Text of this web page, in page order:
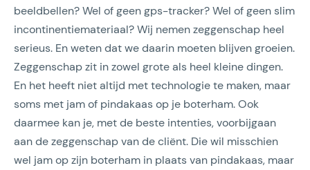
beeldbellen? Wel of geen gps-tracker? Wel of geen slim
incontinentiemateriaal? Wij nemen zeggenschap heel
serieus. En weten dat we daarin moeten blijven groeien.
Zeggenschap zit in zowel grote als heel kleine dingen.
En het heeft niet altijd met technologie te maken, maar
soms met jam of pindakaas op je boterham. Ook
daarmee kan je, met de beste intenties, voorbijgaan
aan de zeggenschap van de cliënt. Die wil misschien
wel jam op zijn boterham in plaats van pindakaas, maar